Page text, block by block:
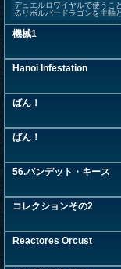
デュエルロワイヤルで使うこ
るリボルバードラゴンを主軸
機械1
Hanoi Infestation
ばん！
ばん！
56.バンデット・キース
コレクションその2
Reactores Orcust